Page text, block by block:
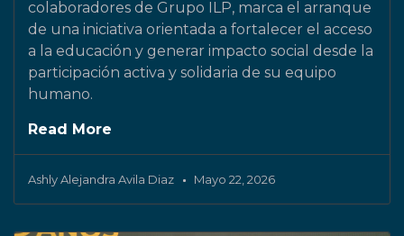
colaboradores de Grupo ILP, marca el arranque
de una iniciativa orientada a fortalecer el acceso
a la educación y generar impacto social desde la
participación activa y solidaria de su equipo
humano.
Read More
Ashly Alejandra Avila Diaz Mayo 22, 2026